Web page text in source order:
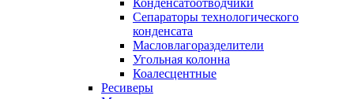
Конденсатоотводчики
Сепараторы технологического
конденсата
Масловлагоразделители
Угольная колонна
Коалесцентные
Ресиверы